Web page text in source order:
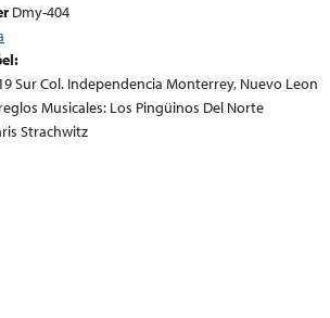
Dmy-404
Sur Col. Independencia Monterrey, Nuevo Leon
Musicales: Los Pingüinos Del Norte
Strachwitz